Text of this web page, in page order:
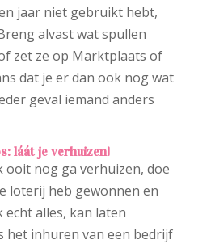
jaar niet gebruikt hebt,
alvast wat spullen
zet ze op Marktplaats of
dat je er dan ook nog wat
geval iemand anders
láát je verhuizen!
ooit nog ga verhuizen, doe
loterij heb gewonnen en
echt alles, kan laten
het inhuren van een bedrijf